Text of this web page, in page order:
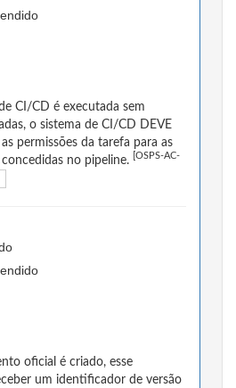
CI/CD é executada sem
o sistema de CI/CD DEVE
permissões da tarefa para as
no pipeline.
[OSPS-AC-
oficial é criado, esse
um identificador de versão